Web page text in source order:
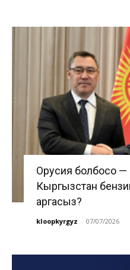
Орусия болбосо
Кыргызстан
аргасыз?
kloopkyrgyz - 07/07/2026